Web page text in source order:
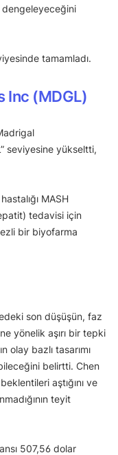
dengeleyeceğini
tamamladı.
Inc (MDGL)
seviyesine yükseltti,
MASH
tedavisi için
bir biyofarma
son düşüşün, faz
yönelik aşırı bir tepki
olay bazlı tasarımı
belirtti. Chen
aştığını ve
teyit
507,56 dolar